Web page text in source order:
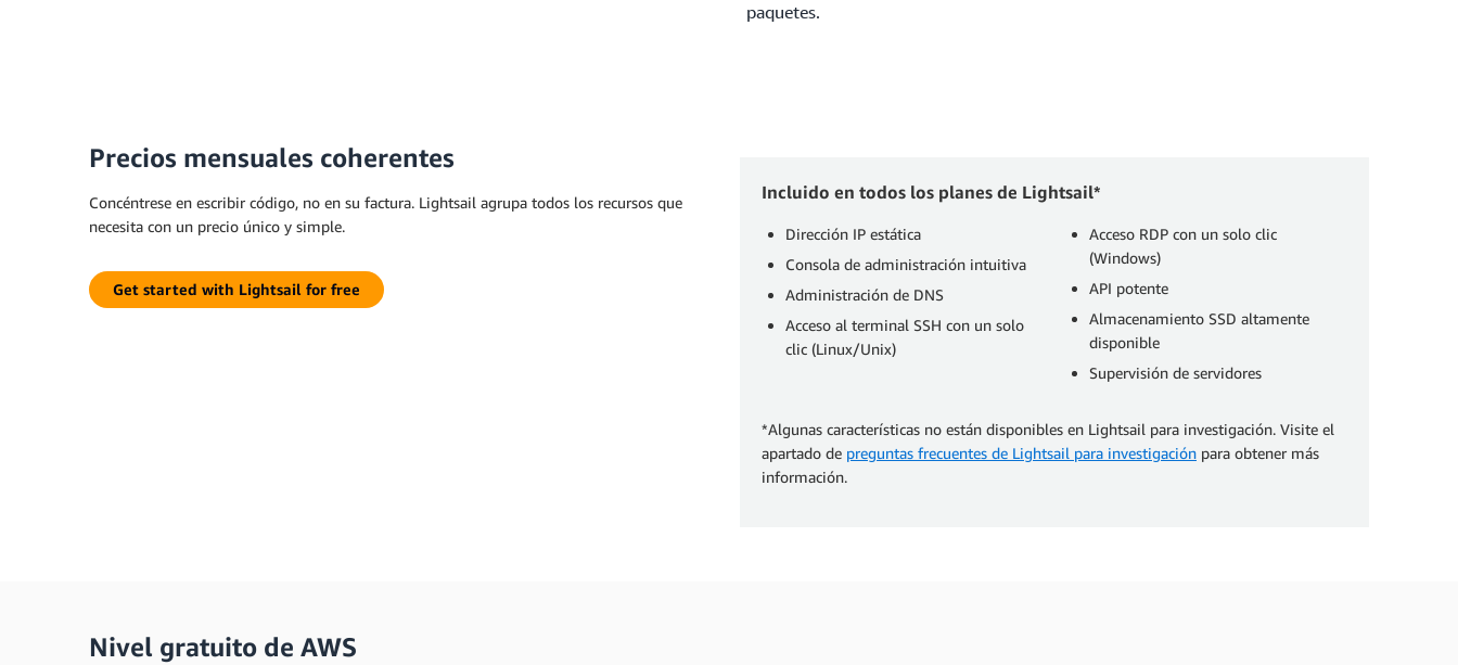
paquetes.
Precios mensuales coherentes
Concéntrese en escribir código, no en su factura. Lightsail agrupa todos los recursos que
necesita con un precio único y simple.
Get started with Lightsail for free
Incluido en todos los planes de Lightsail*
Dirección IP estática
Consola de administración intuitiva
Administración de DNS
Acceso al terminal SSH con un solo
clic (Linux/Unix)
Acceso RDP con un solo clic
(Windows)
API potente
Almacenamiento SSD altamente
disponible
Supervisión de servidores
*Algunas características no están disponibles en Lightsail para investigación. Visite el
apartado de preguntas frecuentes de Lightsail para investigación para obtener más
información.
Nivel gratuito de AWS